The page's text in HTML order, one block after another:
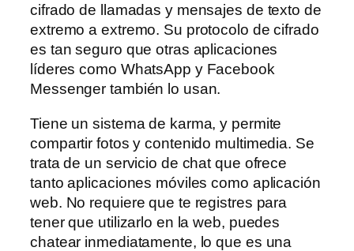
cifrado de llamadas y mensajes de texto de
extremo a extremo. Su protocolo de cifrado
es tan seguro que otras aplicaciones
líderes como WhatsApp y Facebook
Messenger también lo usan.
Tiene un sistema de karma, y permite
compartir fotos y contenido multimedia. Se
trata de un servicio de chat que ofrece
tanto aplicaciones móviles como aplicación
web. No requiere que te registres para
tener que utilizarlo en la web, puedes
chatear inmediatamente, lo que es una